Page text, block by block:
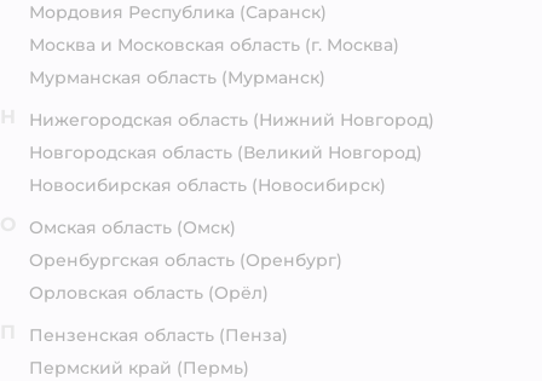
Мордовия Республика (Саранск)
Москва и Московская область (г. Москва)
Мурманская область (Мурманск)
Нижегородская область (Нижний Новгород)
Новгородская область (Великий Новгород)
Новосибирская область (Новосибирск)
Омская область (Омск)
Оренбургская область (Оренбург)
Орловская область (Орёл)
Пензенская область (Пенза)
Пермский край (Пермь)